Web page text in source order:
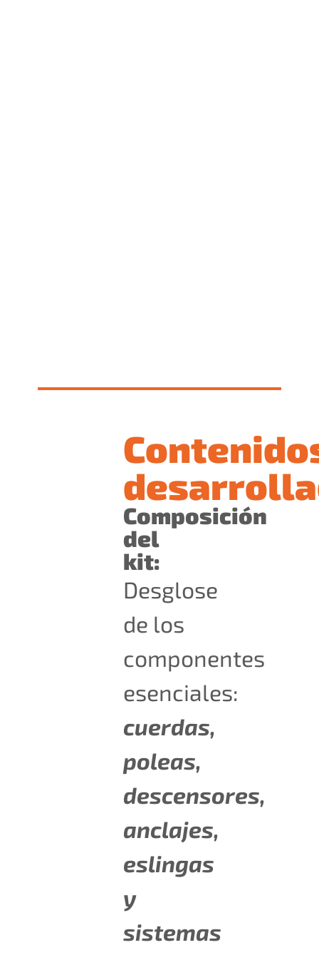
Composición
del
kit:
Desglose
de los
componentes
esenciales:
cuerdas,
poleas,
descensores,
anclajes,
eslingas
y
sistemas